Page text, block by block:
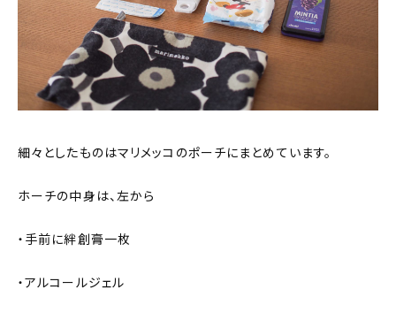
細々としたものはマリメッコのポーチにまとめています。
ホーチの中身は、左から
・手前に絆創膏一枚
・アルコールジェル